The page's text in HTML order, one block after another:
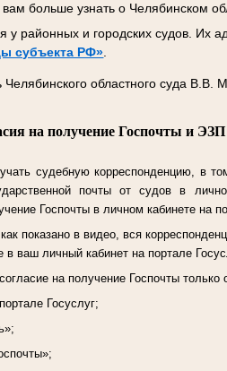
больше узнать о Челябинском
у районных и городских судов. Их
субъекта РФ».
областного суда В.В.
на получение Госпочты и
судебную корреспонденцию, в
почты от судов в
Госпочты в личном кабинете на
показано в видео, вся
в ваш личный кабинет на портале
на получение Госпочты
Госуслуг;